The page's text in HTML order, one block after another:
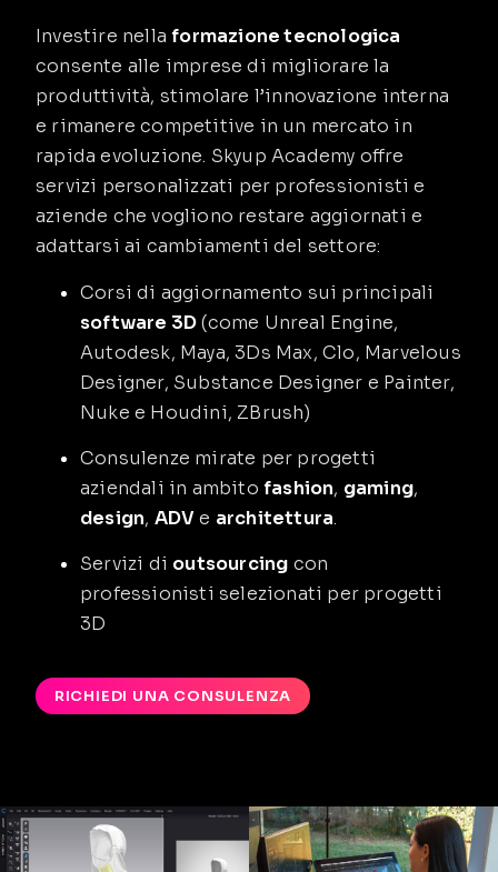
Investire nella formazione tecnologica
consente alle imprese di migliorare la
produttività, stimolare l’innovazione interna
e rimanere competitive in un mercato in
rapida evoluzione. Skyup Academy offre
servizi personalizzati per professionisti e
aziende che vogliono restare aggiornati e
adattarsi ai cambiamenti del settore:
Corsi di aggiornamento sui principali
software 3D(come Unreal Engine,
Autodesk, Maya, 3Ds Max, Clo, Marvelous
Designer, Substance Designer e Painter,
Nuke e Houdini, ZBrush)
Consulenze mirate per progetti
aziendali in ambito fashion, gaming,
design, ADVe architettura.
Servizi di outsourcing con
professionisti selezionati per progetti
3D
RICHIEDI UNA CONSULENZA